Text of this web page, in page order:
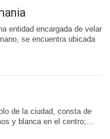
entidad encargada de velar
se encuentra ubicada
de la ciudad, consta de
y blanca en el centro;...